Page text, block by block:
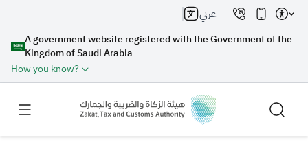
A government website registered with the Government of the
Kingdom of Saudi Arabia
How you know?
عربي